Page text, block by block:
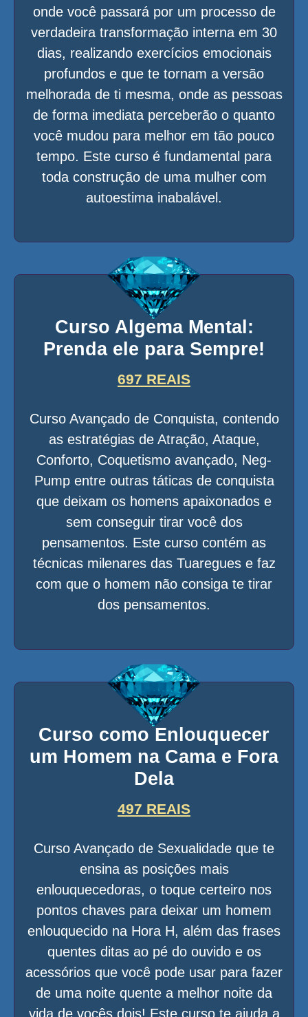
onde você passará por um processo de
verdadeira transformação interna em 30
dias, realizando exercícios emocionais
profundos e que te tornam a versão
melhorada de ti mesma, onde as pessoas
de forma imediata perceberão o quanto
você mudou para melhor em tão pouco
tempo. Este curso é fundamental para
toda construção de uma mulher com
autoestima inabalável.
Curso Algema Mental:
Prenda ele para Sempre!
697 REAIS
Curso Avançado de Conquista, contendo
as estratégias de Atração, Ataque,
Conforto, Coquetismo avançado, Neg-
Pump entre outras táticas de conquista
que deixam os homens apaixonados e
sem conseguir tirar você dos
pensamentos. Este curso contém as
técnicas milenares das Tuaregues e faz
com que o homem não consiga te tirar
dos pensamentos.
Curso como Enlouquecer
um Homem na Cama e Fora
Dela
497 REAIS
Curso Avançado de Sexualidade que te
ensina as posições mais
enlouquecedoras, o toque certeiro nos
pontos chaves para deixar um homem
enlouquecido na Hora H, além das frases
quentes ditas ao pé do ouvido e os
acessórios que você pode usar para fazer
de uma noite quente a melhor noite da
vida de vocês dois! Este curso te ajuda a